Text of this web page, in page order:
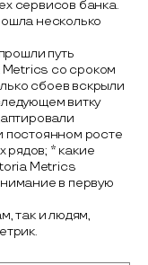
сервисов банка.
несколько
путь
Metrics cо сроком
сбоев вскрыли
витку
постоянном росте
* какие
Metrics
в первую
так и людям,